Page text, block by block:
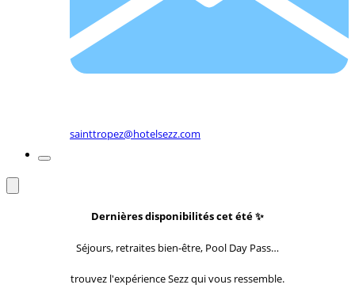
sainttropez@hotelsezz.com
Dernières disponibilités cet été ✨
Séjours, retraites bien-être, Pool Day Pass…
trouvez l'expérience Sezz qui vous ressemble.